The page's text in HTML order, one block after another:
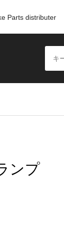
Parts distributer
ンプ